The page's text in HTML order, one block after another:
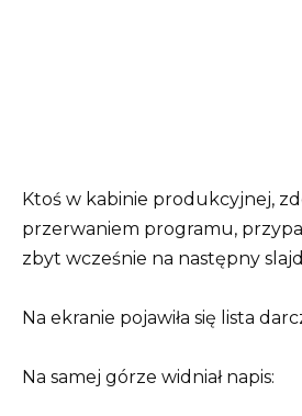
Ktoś w kabinie produkcyjnej,
przerwaniem programu,
zbyt wcześnie na następny
Na ekranie pojawiła się lista
Na samej górze widniał napis: